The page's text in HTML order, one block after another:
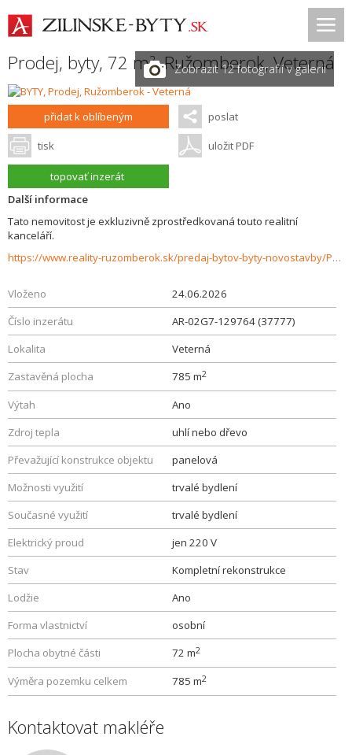
Prodej, byty, 72 m2,Ružomberok,Veterná
Zobrazit 12 fotografií v galerii
přidat k oblíbeným poslat
tisk uložit PDF
topovať inzerát
Další informace
Tato nemovitost je exkluzivně zprostředkovaná touto realitní
kanceláří.
https://www.reality-ruzomberok.sk/predaj-bytov-byty-novostavby/Ponukame-na-predaj-Slnecny-3izbovy-byt-po-starsej-kompletnej-rekonstrukcii-na-Klacne-37777/?utm_source=areality&utm_medium=xml&utm_term=37777&utm_content=byt&utm_campaign=portaly
Vloženo
24.06.2026
Číslo inzerátu
AR-02G7-129764 (37777)
Lokalita
Veterná
Zastavěná plocha
785 m2
Výtah
Ano
Zdroj tepla
uhlí nebo dřevo
Převažující konstrukce objektu
panelová
Možnosti využití
trvalé bydlení
Současné využití
trvalé bydlení
Elektrický proud
jen 220 V
Stav
Kompletní rekonstrukce
Lodžie
Ano
Forma vlastnictví
osobní
Plocha obytné části
72 m2
Výměra pozemku celkem 785 m2
Kontaktovat makléře